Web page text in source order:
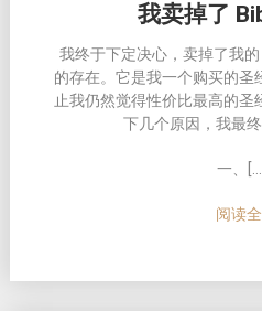
我卖掉了
我终于下定决心，卖掉了我
的存在。它是我一个购买的圣
止我仍然觉得性价比最高的
下几个原因，我最
一、
阅读